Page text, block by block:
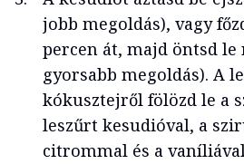
jobb megoldás), vagy
percen át, majd öntsd le
gyorsabb megoldás). A
kókusztejről fölözd le a
leszűrt kesudióval, a
citrommal és a